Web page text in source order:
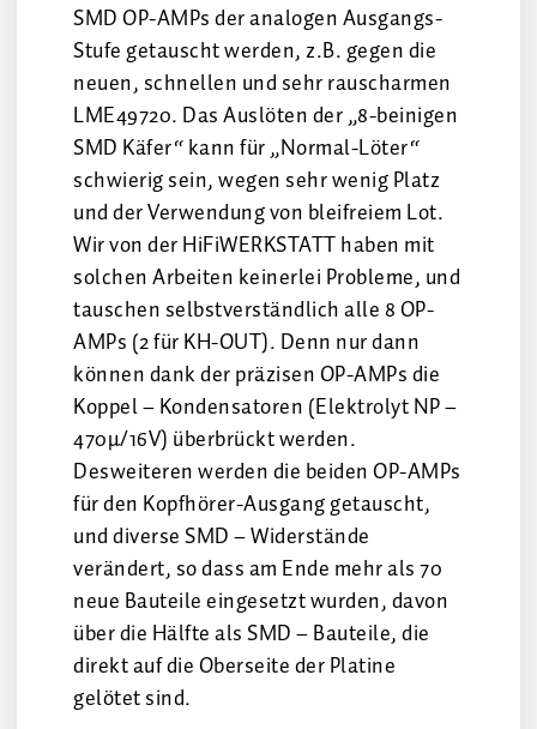
SMD OP-AMPs der analogen Ausgangs-
Stufe getauscht werden, z.B. gegen die
neuen, schnellen und sehr rauscharmen
LME49720. Das Auslöten der „8-beinigen
SMD Käfer“ kann für „Normal-Löter“
schwierig sein, wegen sehr wenig Platz
und der Verwendung von bleifreiem Lot.
Wir von der HiFiWERKSTATT haben mit
solchen Arbeiten keinerlei Probleme, und
tauschen selbstverständlich alle 8 OP-
AMPs (2 für KH-OUT). Denn nur dann
können dank der präzisen OP-AMPs die
Koppel – Kondensatoren (Elektrolyt NP –
470µ/16V) überbrückt werden.
Desweiteren werden die beiden OP-AMPs
für den Kopfhörer-Ausgang getauscht,
und diverse SMD – Widerstände
verändert, so dass am Ende mehr als 70
neue Bauteile eingesetzt wurden, davon
über die Hälfte als SMD – Bauteile, die
direkt auf die Oberseite der Platine
gelötet sind.